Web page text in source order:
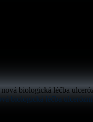
biologická léčba ulcerózní